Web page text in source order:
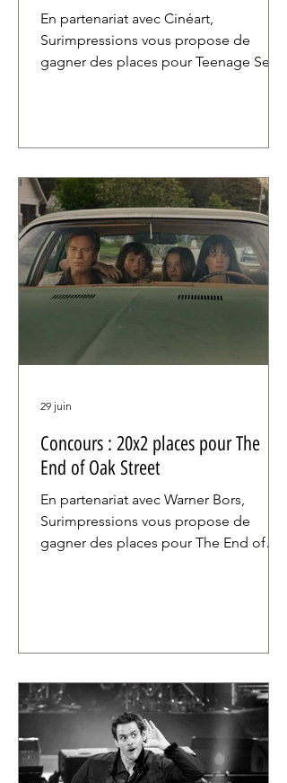
En partenariat avec Cinéart,
Surimpressions vous propose de
gagner des places pour Teenage Sex
Concours : 20x2 places pour The
End of Oak Street
En partenariat avec Warner Bors,
Surimpressions vous propose de
gagner des places pour The End of
29 juin